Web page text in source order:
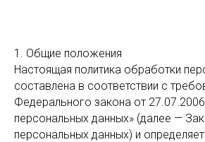
1. Общие положения
Настоящая политика обработки
составлена в соответствии с
Федерального закона от
персональных данных» (далее —
персональных данных) и